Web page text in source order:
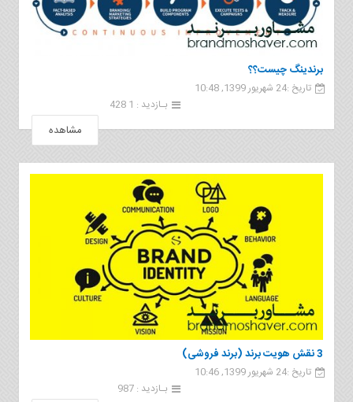
برندینگ چیست؟؟
تاریخ :24 شهریور 1399, 10:48
بـازدید : 1 428
مشاهده
3 نقش هویت برند (برند فروشی)
تاریخ :24 شهریور 1399, 10:46
بـازدید : 987